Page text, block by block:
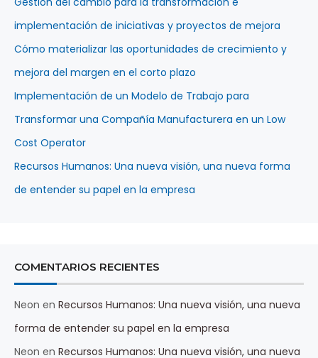
implementación de iniciativas y proyectos de mejora
Cómo materializar las oportunidades de crecimiento y
mejora del margen en el corto plazo
Implementación de un Modelo de Trabajo para
Transformar una Compañía Manufacturera en un Low
Cost Operator
Recursos Humanos: Una nueva visión, una nueva forma
de entender su papel en la empresa
COMENTARIOS RECIENTES
Neon en Recursos Humanos: Una nueva visión, una nueva
forma de entender su papel en la empresa
Neon en Recursos Humanos: Una nueva visión, una nueva